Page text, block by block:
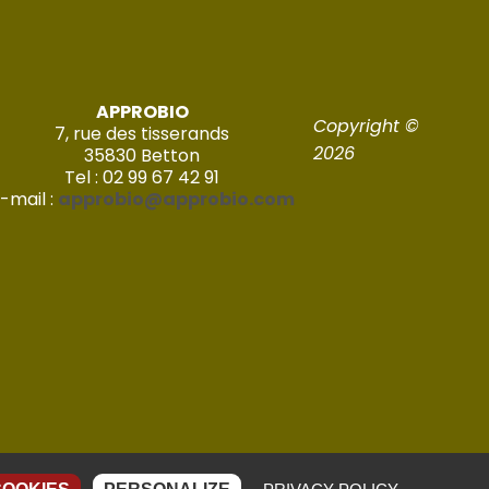
APPROBIO
7, rue des tisserands
35830 Betton
Tel : 02 99 67 42 91
mail : approbio@approbio.com
Copyright ©
2026